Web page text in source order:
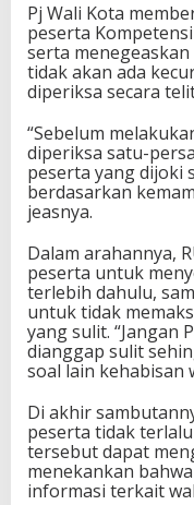
Pj Wali Kota
peserta
serta
tidak akan ada
diperiksa secara
“Sebelum
diperiksa satu-
peserta yang dijoki
berdasarkan
jeasnya.
Dalam arahannya,
peserta untuk
terlebih dahulu,
untuk tidak
yang sulit. “Jangan
dianggap sulit
soal lain kehabisan
Di akhir
peserta tidak
tersebut dapat
menekankan
informasi terkait